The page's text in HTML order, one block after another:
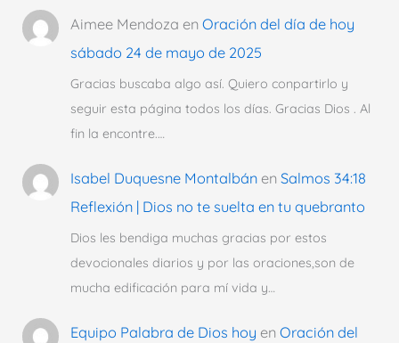
Aimee Mendoza en Oración del día de hoy
sábado 24 de mayo de 2025
Gracias buscaba algo así. Quiero conpartirlo y
seguir esta página todos los días. Gracias Dios . Al
fin la encontre.…
Isabel Duquesne Montalbánen Salmos 34:18
Reflexión | Dios no te suelta en tu quebranto
Dios les bendiga muchas gracias por estos
devocionales diarios y por las oraciones,son de
mucha edificación para mí vida y…
Equipo Palabra de Dios hoy en Oración del